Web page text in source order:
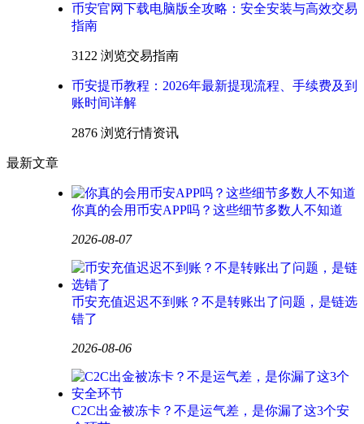
币安官网下载电脑版全攻略：安全安装与高效交易
指南
3122 浏览交易指南
币安提币教程：2026年最新提现流程、手续费及到
账时间详解
2876 浏览行情资讯
最新文章
你真的会用币安APP吗？这些细节多数人不知道
2026-08-07
币安充值迟迟不到账？不是转账出了问题，是链选
错了
2026-08-06
C2C出金被冻卡？不是运气差，是你漏了这3个安